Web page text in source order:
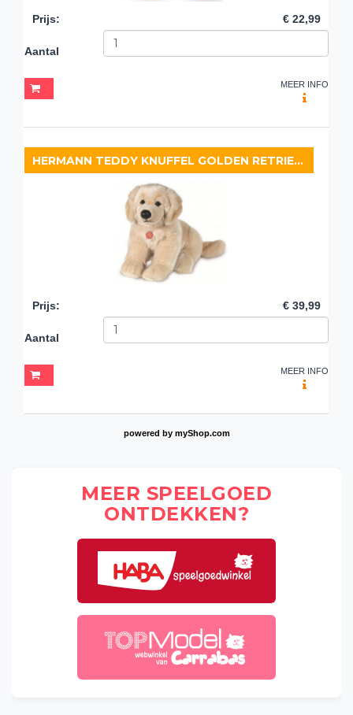
Prijs: € 22,99
Aantal
MEER INFO
HERMANN TEDDY KNUFFEL GOLDEN RETRIEVER
Prijs: € 39,99
Aantal
MEER INFO
powered by myShop.com
MEER SPEELGOED
ONTDEKKEN?